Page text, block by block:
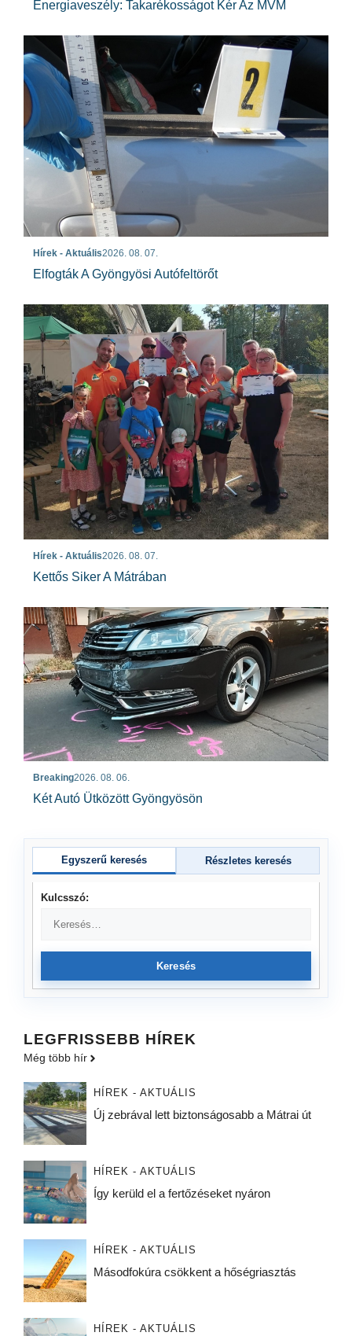
Energiaveszély: Takarékosságot Kér Az MVM
Hírek - Aktuális2026. 08. 07.
Elfogták A Gyöngyösi Autófeltörőt
Hírek - Aktuális2026. 08. 07.
Kettős Siker A Mátrában
Breaking2026. 08. 06.
Két Autó Ütközött Gyöngyösön
Egyszerű keresés Részletes keresés
Kulcsszó:
Keresés
LEGFRISSEBB HÍREK
Még több hír
HÍREK - AKTUÁLIS
Új zebrával lett biztonságosabb a Mátrai út
HÍREK - AKTUÁLIS
Így kerüld el a fertőzéseket nyáron
HÍREK - AKTUÁLIS
Másodfokúra csökkent a hőségriasztás
HÍREK - AKTUÁLIS